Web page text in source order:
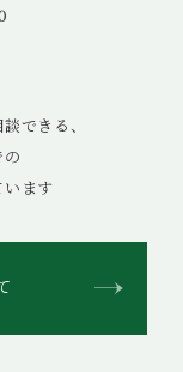
できる、
います